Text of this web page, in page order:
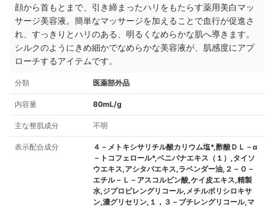
顔から首もとまで、引き締まったハリをもたらす薬用美白マッ
サージ美容液。簡単なマッサージを加えることで血行が促進さ
れ、すっきりとハリのある、明るくなめらかな肌へ導きます。
シルクのようにきめ細かでなめらかな美容液が、肌感度にアプ
ローチするアイテムです。
分類 医薬部外品
内容量 80mL/g
主な整肌成分 不明
表示配合成分
４－メトキシサリチル酸カリウム塩*,酢酸ＤＬ－α
－トコフェロール*,ベニバナエキス（１）,タイソ
ウエキス,アシタバエキス,ラベンダー油,２－Ｏ－
エチル－Ｌ－アスコルビン酸,ケイ皮エキス,精製
水,ジプロピレングリコール,メチルポリシロキサ
ン,濃グリセリン,１，３－ブチレングリコール,マ